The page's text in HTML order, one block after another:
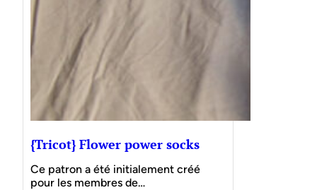
{Tricot} Flower power socks
Ce patron a été initialement créé
pour les membres de…